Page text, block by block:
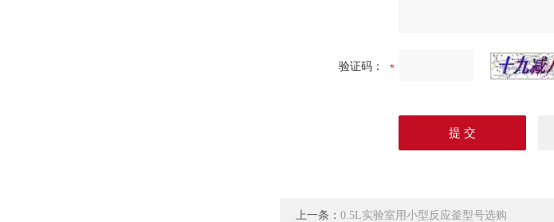
验证码：
上一条：0.5L实验室用小型反应釜型号选购